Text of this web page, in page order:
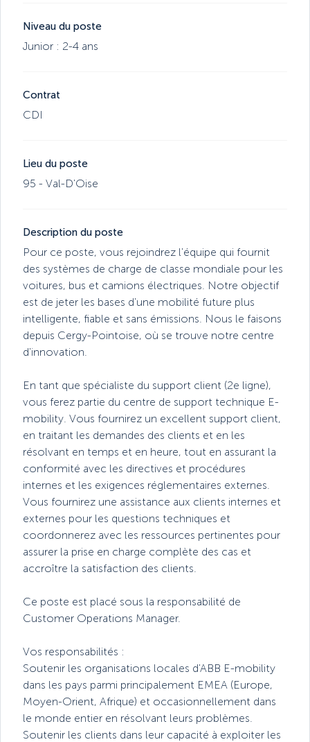
Niveau du poste
Junior : 2-4 ans
Contrat
CDI
Lieu du poste
95 - Val-D'Oise
Description du poste
Pour ce poste, vous rejoindrez l'équipe qui fournit
des systèmes de charge de classe mondiale pour les
voitures, bus et camions électriques. Notre objectif
est de jeter les bases d'une mobilité future plus
intelligente, fiable et sans émissions. Nous le faisons
depuis Cergy-Pointoise, où se trouve notre centre
d'innovation.
En tant que spécialiste du support client (2e ligne),
vous ferez partie du centre de support technique E-
mobility. Vous fournirez un excellent support client,
en traitant les demandes des clients et en les
résolvant en temps et en heure, tout en assurant la
conformité avec les directives et procédures
internes et les exigences réglementaires externes.
Vous fournirez une assistance aux clients internes et
externes pour les questions techniques et
coordonnerez avec les ressources pertinentes pour
assurer la prise en charge complète des cas et
accroître la satisfaction des clients.
Ce poste est placé sous la responsabilité de
Customer Operations Manager.
Vos responsabilités :
Soutenir les organisations locales d'ABB E-mobility
dans les pays parmi principalement EMEA (Europe,
Moyen-Orient, Afrique) et occasionnellement dans
le monde entier en résolvant leurs problèmes.
Soutenir les clients dans leur capacité à exploiter les